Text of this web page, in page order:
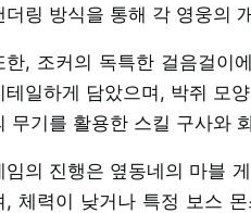
더링 방식을 통해 각 영웅의
한, 조커의 독특한 걸음걸이
테일하게 담았으며, 박쥐 모
무기를 활용한 스킬 구사와
임의 진행은 옆동네의 마블
, 체력이 낮거나 특정 보스